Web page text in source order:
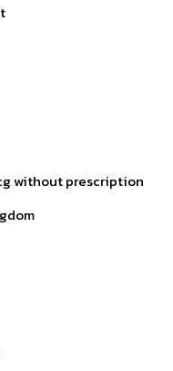
without prescription